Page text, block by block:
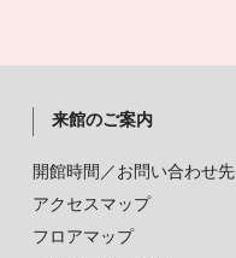
来館のご案内
開館時間／お問い合わせ先
アクセスマップ
フロアマップ